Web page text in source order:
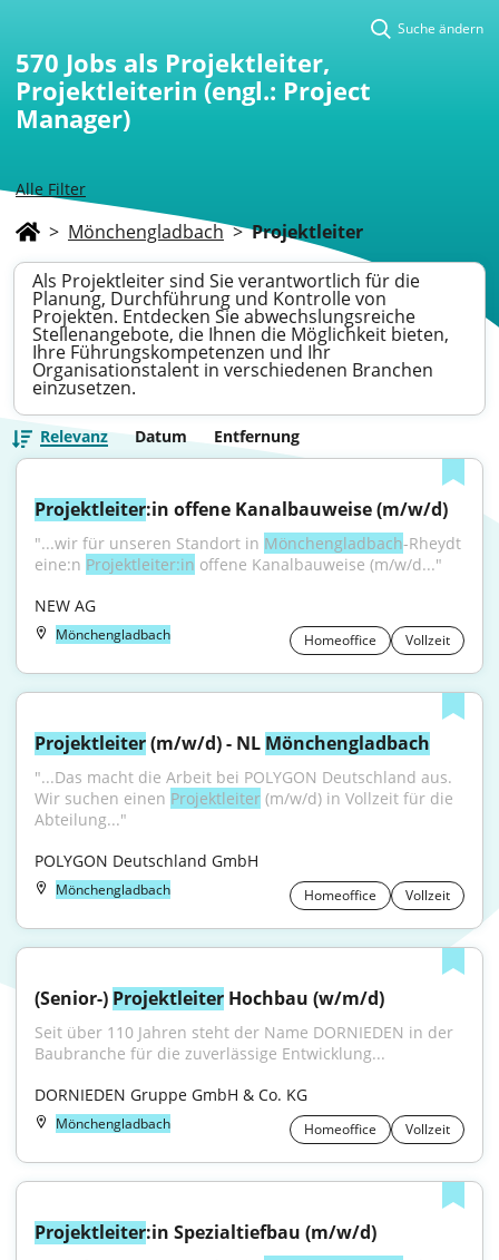
Alle Filter
Suche ändern
570 Jobs als Projektleiter,
Projektleiterin (engl.: Project
Manager)
> Mönchengladbach > Projektleiter
Als Projektleiter sind Sie verantwortlich für die
Planung, Durchführung und Kontrolle von
Projekten. Entdecken Sie abwechslungsreiche
Stellenangebote, die Ihnen die Möglichkeit bieten,
Ihre Führungskompetenzen und Ihr
Organisationstalent in verschiedenen Branchen
einzusetzen.
Relevanz Datum Entfernung
Projektleiter:in offene Kanalbauweise (m/w/d)
"...wir für unseren Standort in Mönchengladbach-Rheydt
eine:n Projektleiter:in offene Kanalbauweise (m/w/d..."
NEW AG
Mönchengladbach Homeoffice Vollzeit
Projektleiter (m/w/d) - NL Mönchengladbach
"...Das macht die Arbeit bei POLYGON Deutschland aus.
Wir suchen einen Projektleiter (m/w/d) in Vollzeit für die
Abteilung..."
POLYGON Deutschland GmbH
Mönchengladbach Homeoffice Vollzeit
(Senior-) Projektleiter Hochbau (w/m/d)
Seit über 110 Jahren steht der Name DORNIEDEN in der
Baubranche für die zuverlässige Entwicklung...
DORNIEDEN Gruppe GmbH & Co. KG
Mönchengladbach Homeoffice Vollzeit
Projektleiter:in Spezialtiefbau (m/w/d)